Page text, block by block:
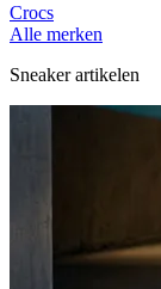
Crocs
Alle merken
Sneaker artikelen